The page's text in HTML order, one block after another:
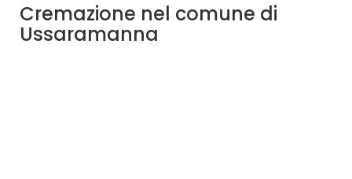
Cremazione nel comune di
Ussaramanna